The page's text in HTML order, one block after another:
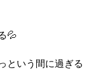
💦
という間に過ぎる